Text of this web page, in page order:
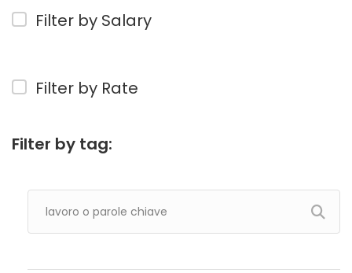
Filter by Salary
Filter by Rate
Filter by tag: